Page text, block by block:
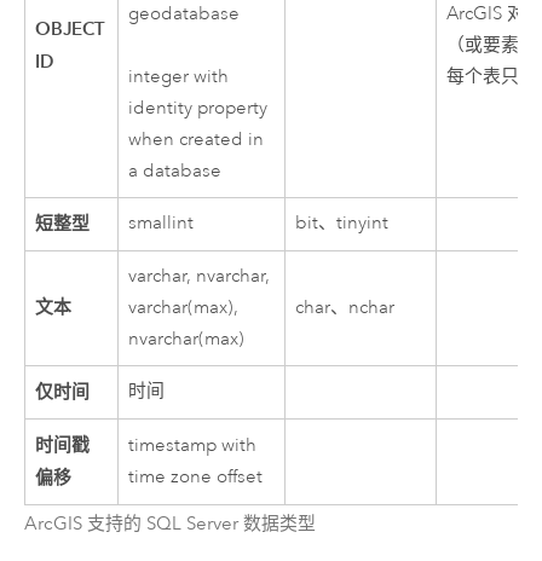
OBJECT
ID
geodatabase
integer with
identity property
when created in
a database
ArcGIS 对
（或要素
每个表只
短整型 smallint bit、tinyint
文本
varchar, nvarchar,
varchar(max),
nvarchar(max)
char、nchar
仅时间 时间
时间戳
偏移
timestamp with
time zone offset
ArcGIS 支持的 SQL Server 数据类型